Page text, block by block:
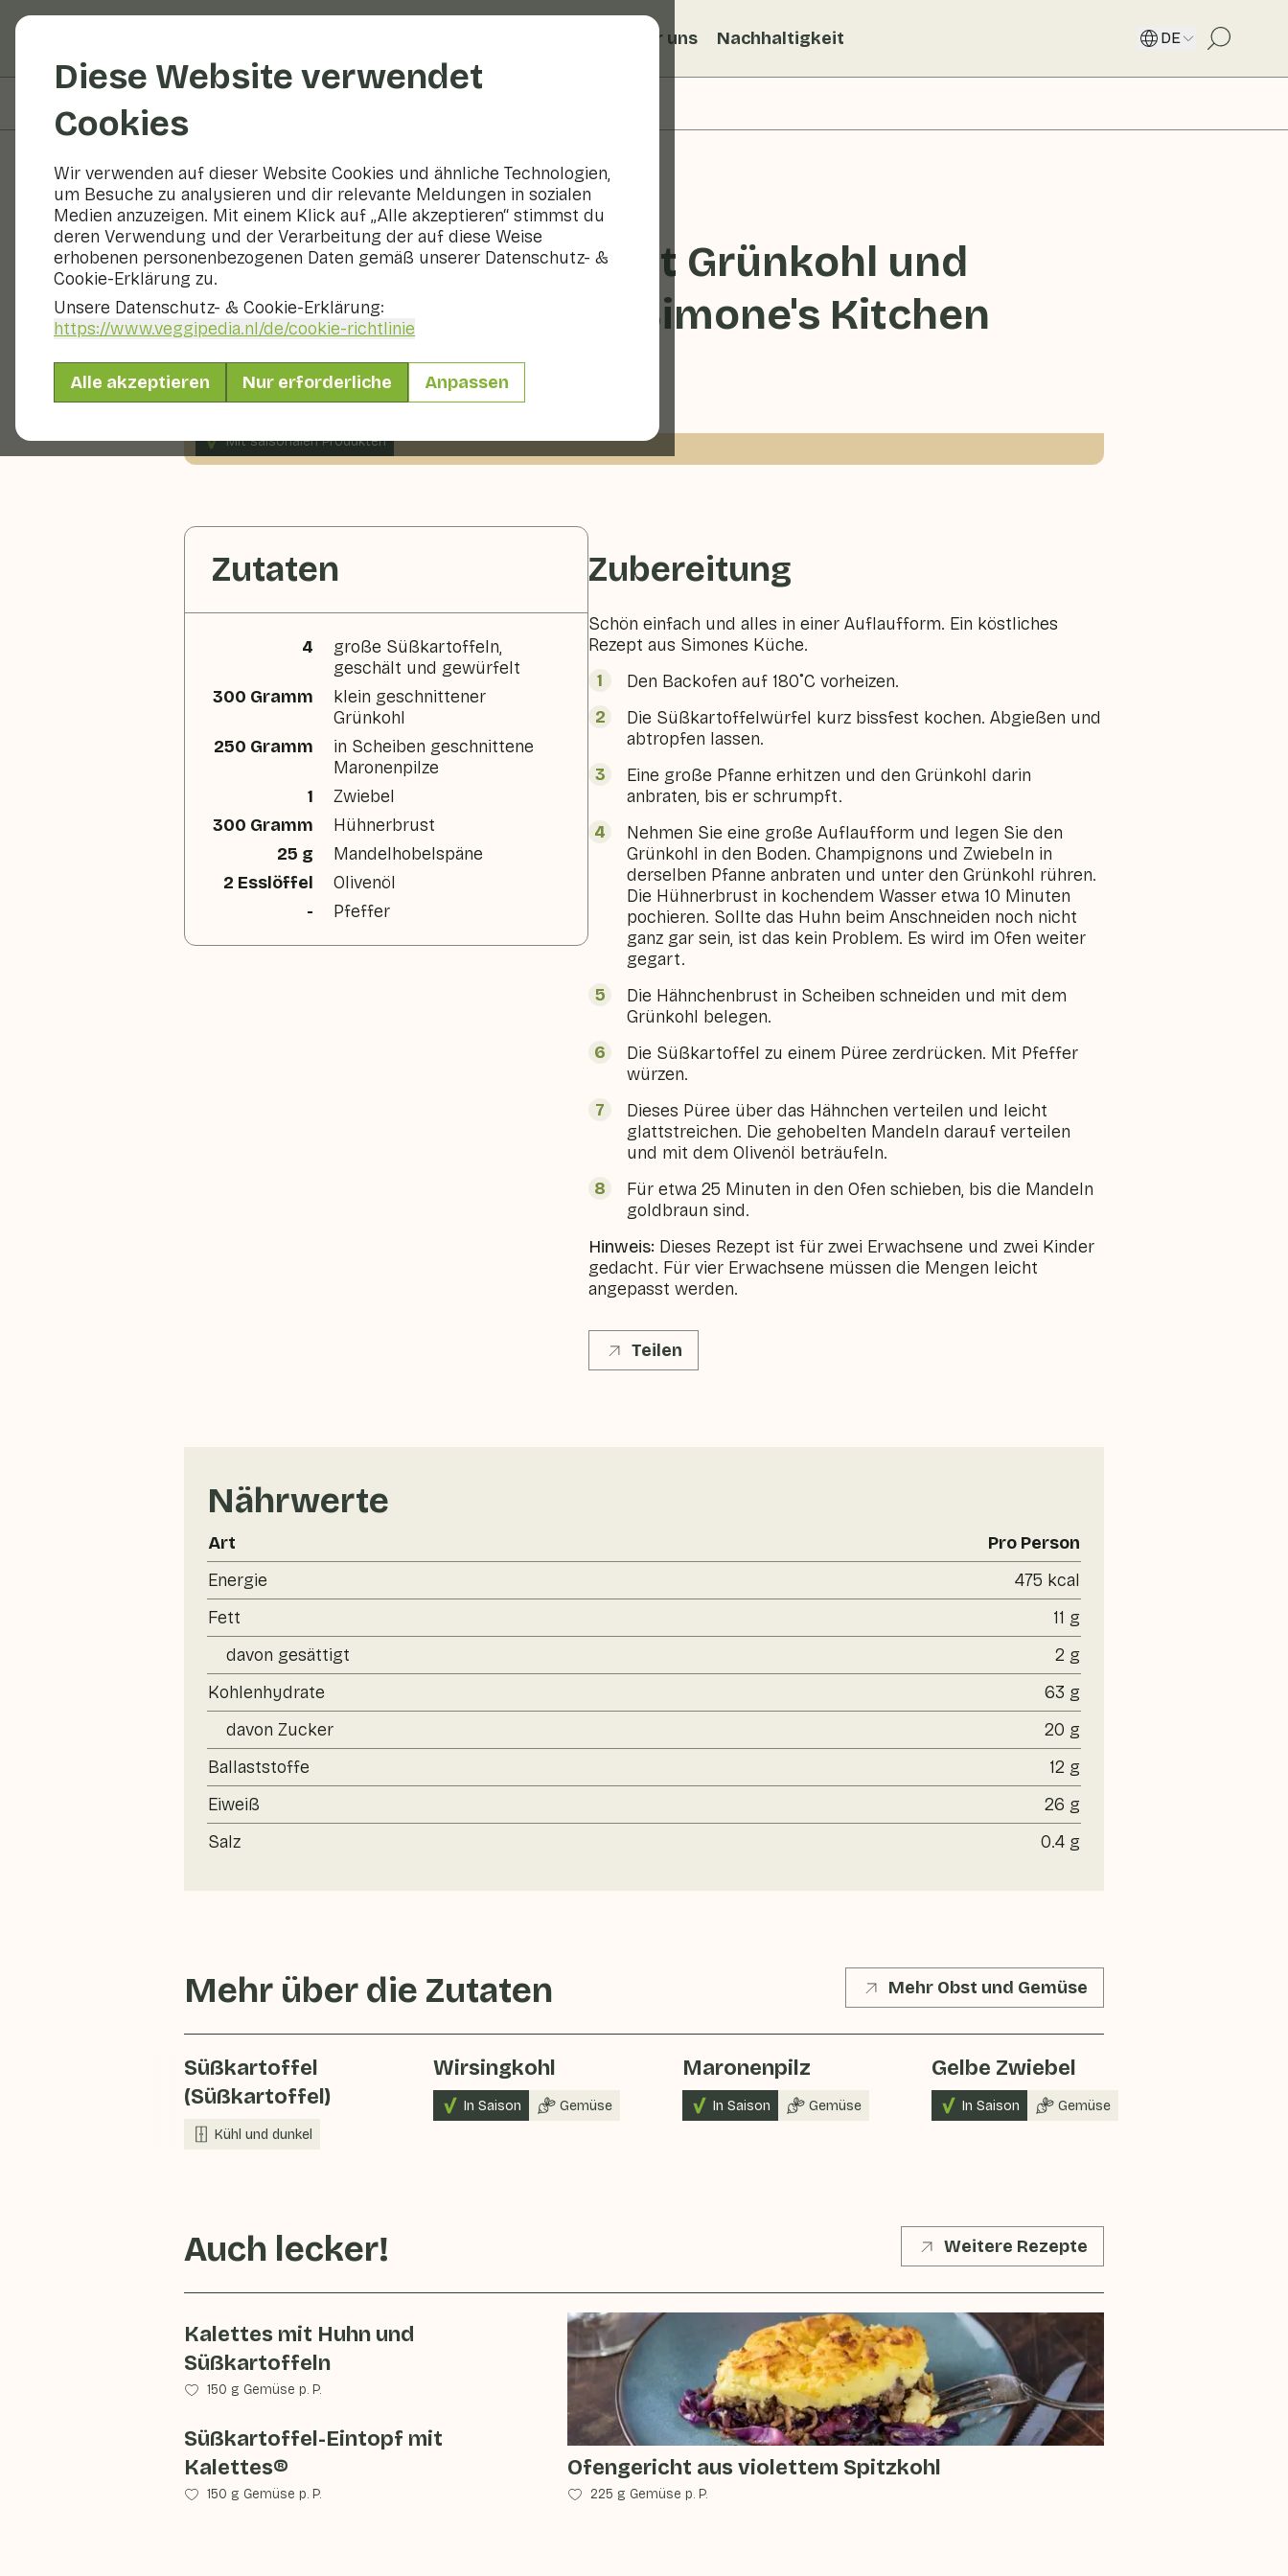
Diese Website verwendet
Cookies
Wir verwenden auf dieser Website Cookies und ähnliche Technologien,
um Besuche zu analysieren und dir relevante Meldungen in sozialen
Medien anzuzeigen. Mit einem Klick auf „Alle akzeptieren“ stimmst du
deren Verwendung und der Verarbeitung der auf diese Weise
erhobenen personenbezogenen Daten gemäß unserer Datenschutz- &
Cookie-Erklärung zu.
Unsere Datenschutz- & Cookie-Erklärung:
https://www.veggipedia.nl/de/cookie-richtlinie
Alle akzeptieren Nur erforderliche Anpassen
Über uns Nachhaltigkeit DE
Rezepte
Süßkartoffelgericht mit Grünkohl und
gekochtem Huhn von Simone's Kitchen
Hauptgericht 30 - 60 min
Mit saisonalen Produkten
165 g Gemüse p. P.
Zutaten
4
große Süßkartoffeln,
geschält und gewürfelt
300 Gramm
klein geschnittener
Grünkohl
250 Gramm
in Scheiben geschnittene
Maronenpilze
1
Zwiebel
300 Gramm
Hühnerbrust
25 g
Mandelhobelspäne
2 Esslöffel
Olivenöl
-
Pfeffer
Zubereitung
Schön einfach und alles in einer Auflaufform. Ein köstliches
Rezept aus Simones Küche.
Den Backofen auf 180˚C vorheizen.
Die Süßkartoffelwürfel kurz bissfest kochen. Abgießen und
abtropfen lassen.
Eine große Pfanne erhitzen und den Grünkohl darin
anbraten, bis er schrumpft.
Nehmen Sie eine große Auflaufform und legen Sie den
Grünkohl in den Boden. Champignons und Zwiebeln in
derselben Pfanne anbraten und unter den Grünkohl rühren.
Die Hühnerbrust in kochendem Wasser etwa 10 Minuten
pochieren. Sollte das Huhn beim Anschneiden noch nicht
ganz gar sein, ist das kein Problem. Es wird im Ofen weiter
gegart.
Die Hähnchenbrust in Scheiben schneiden und mit dem
Grünkohl belegen.
Die Süßkartoffel zu einem Püree zerdrücken. Mit Pfeffer
würzen.
Dieses Püree über das Hähnchen verteilen und leicht
glattstreichen. Die gehobelten Mandeln darauf verteilen
und mit dem Olivenöl beträufeln.
Für etwa 25 Minuten in den Ofen schieben, bis die Mandeln
goldbraun sind.
Hinweis: Dieses Rezept ist für zwei Erwachsene und zwei Kinder
gedacht. Für vier Erwachsene müssen die Mengen leicht
angepasst werden.
Teilen
Nährwerte
Art
Pro Person
Energie
475 kcal
Fett
11 g
davon gesättigt
2 g
Kohlenhydrate
63 g
davon Zucker
20 g
Ballaststoffe
12 g
Eiweiß
26 g
Salz
0.4 g
Mehr über die Zutaten Mehr Obst und Gemüse
Süßkartoffel
(Süßkartoffel)
Kühl und dunkel
Wirsingkohl
In Saison Gemüse
Maronenpilz
In Saison Gemüse
Gelbe Zwiebel
In Saison Gemüse
Auch lecker! Weitere Rezepte
Kalettes mit Huhn und
Süßkartoffeln
150 g Gemüse p. P.
Süßkartoffel-Eintopf mit
Kalettes®
150 g Gemüse p. P.
Ofengericht aus violettem Spitzkohl
225 g Gemüse p. P.